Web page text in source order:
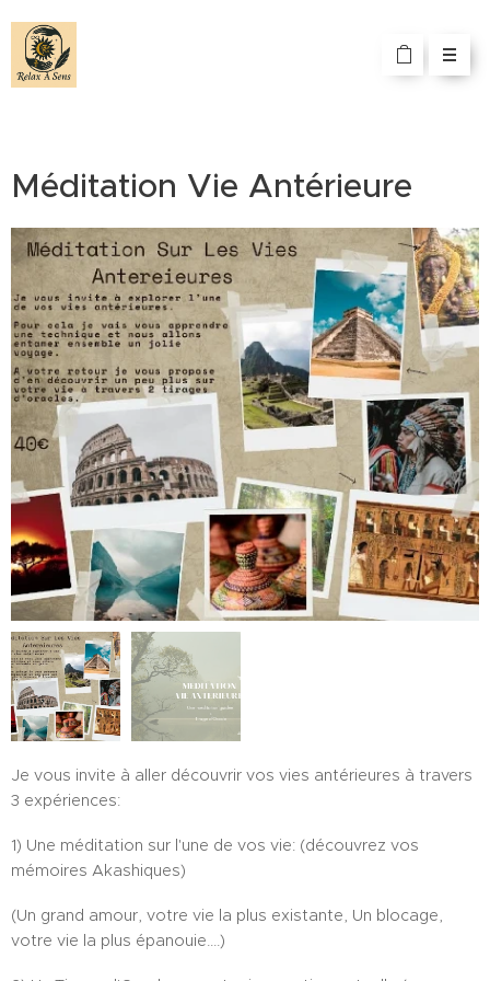
Méditation Vie Antérieure
Je vous invite à aller découvrir vos vies antérieures à travers
3 expériences:
1) Une méditation sur l'une de vos vie: (découvrez vos
mémoires Akashiques)
(Un grand amour, votre vie la plus existante, Un blocage,
votre vie la plus épanouie....)